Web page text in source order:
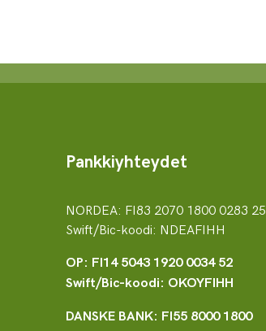
Pankkiyhteydet
NORDEA: FI83 2070 1800 0283 25
Swift/Bic-koodi: NDEAFIHH
OP: FI14 5043 1920 0034 52
Swift/Bic-koodi: OKOYFIHH
DANSKE BANK: FI55 8000 1800